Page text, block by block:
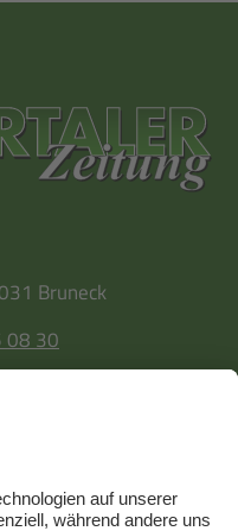
Bruneck
08 30